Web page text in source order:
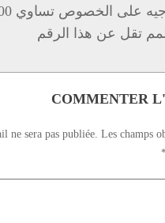
على الخصوص تساوي 00
تقل عن هذا الرقم
COMMENTER
ne sera pas publiée. Les champs
*